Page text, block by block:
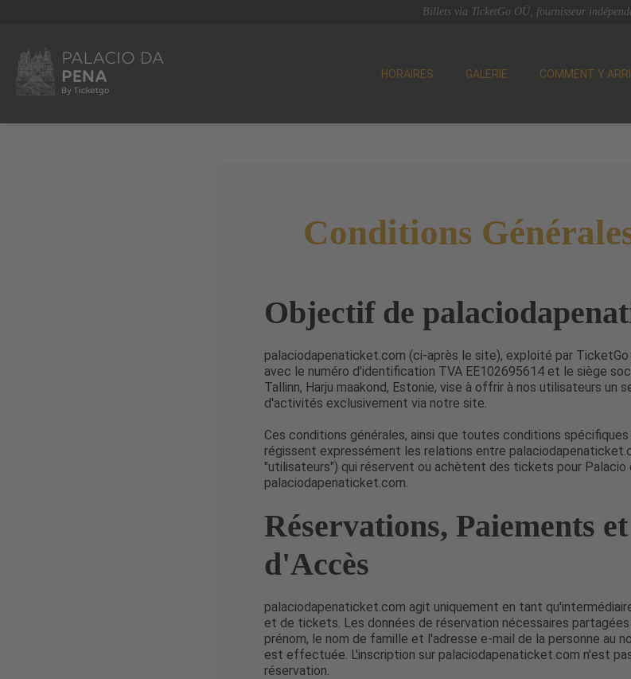
Billets via TicketGo OÜ, fournisseur
HORAIRES GALERIE COMMENT Y
Conditions
Objectif de
palaciodapenaticket.com (ci-après le site), exploité par TicketGo
avec le numéro d'identification TVA EE102695614 et le siège
Tallinn, Harju maakond, Estonie, vise à offrir à nos utilisateurs un
d'activités exclusivement via notre site.
Ces conditions générales, ainsi que toutes conditions
régissent expressément les relations entre
"utilisateurs") qui réservent ou achètent des tickets pour Palacio
palaciodapenaticket.com.
Réservations, Paiements
d'Accès
palaciodapenaticket.com agit uniquement en tant
et de tickets. Les données de réservation nécessaires
prénom, le nom de famille et l'adresse e-mail de la personne au
est effectuée. L'inscription sur palaciodapenaticket.com n'est
réservation.